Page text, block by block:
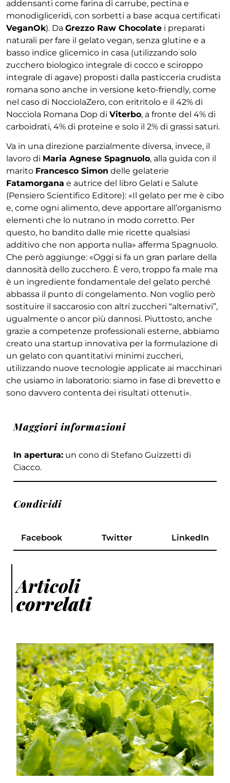
addensanti come farina di carrube, pectina e
monodigliceridi, con sorbetti a base acqua certificati
VeganOk). Da Grezzo Raw Chocolate i preparati
naturali per fare il gelato vegan, senza glutine e a
basso indice glicemico in casa (utilizzando solo
zucchero biologico integrale di cocco e sciroppo
integrale di agave) proposti dalla pasticceria crudista
romana sono anche in versione keto-friendly, come
nel caso di NocciolaZero, con eritritolo e il 42% di
Nocciola Romana Dop di Viterbo, a fronte del 4% di
carboidrati, 4% di proteine e solo il 2% di grassi saturi.
Va in una direzione parzialmente diversa, invece, il
lavoro di Maria Agnese Spagnuolo, alla guida con il
marito Francesco Simon delle gelaterie
Fatamorgana e autrice del libro Gelati e Salute
(Pensiero Scientifico Editore): «Il gelato per me è cibo
e, come ogni alimento, deve apportare all’organismo
elementi che lo nutrano in modo corretto. Per
questo, ho bandito dalle mie ricette qualsiasi
additivo che non apporta nulla» afferma Spagnuolo.
Che però aggiunge: «Oggi si fa un gran parlare della
dannosità dello zucchero. È vero, troppo fa male ma
è un ingrediente fondamentale del gelato perché
abbassa il punto di congelamento. Non voglio però
sostituire il saccarosio con altri zuccheri “alternativi”,
ugualmente o ancor più dannosi. Piuttosto, anche
grazie a competenze professionali esterne, abbiamo
creato una startup innovativa per la formulazione di
un gelato con quantitativi minimi zuccheri,
utilizzando nuove tecnologie applicate ai macchinari
che usiamo in laboratorio: siamo in fase di brevetto e
sono davvero contenta dei risultati ottenuti».
Maggiori informazioni
In apertura: un cono di Stefano Guizzetti di
Ciacco.
Condividi
Facebook Twitter LinkedIn
Articoli
correlati